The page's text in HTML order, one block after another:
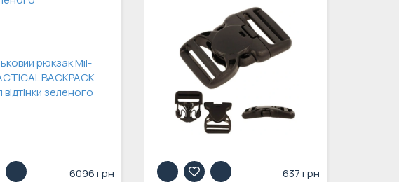
6096 грн 637 грн